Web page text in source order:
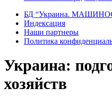
БД “Украина.
Индекcация
Наши партнеры
Политика
Украина:
хозяйств